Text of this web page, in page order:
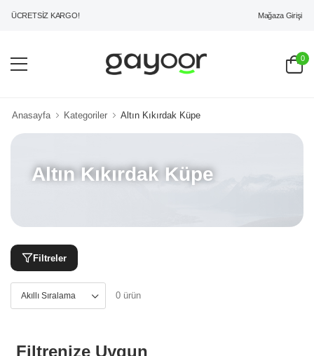
ÜCRETSİZ KARGO! Mağaza Girişi
0
Anasayfa Kategoriler Altın Kıkırdak Küpe
Altın Kıkırdak Küpe
Filtreler
0 ürün